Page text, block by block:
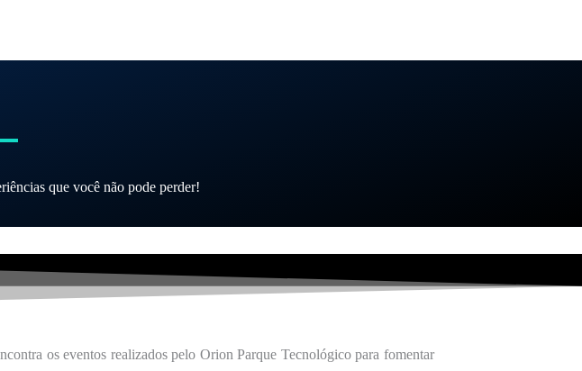
que você não pode perder!
os eventos realizados pelo Orion Parque Tecnológico para fomentar